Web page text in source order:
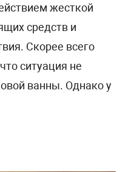
жесткой
средств и
Скорее всего
ситуация не
ванны. Однако у